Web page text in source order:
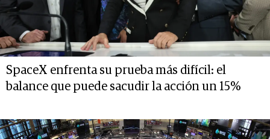
SpaceX enfrenta su prueba más difícil: el
balance que puede sacudir la acción un 15%